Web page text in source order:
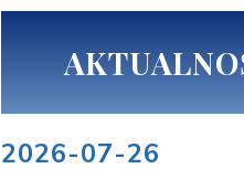
2026-07-26